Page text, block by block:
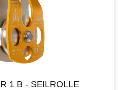
1 B - SEILROLLE